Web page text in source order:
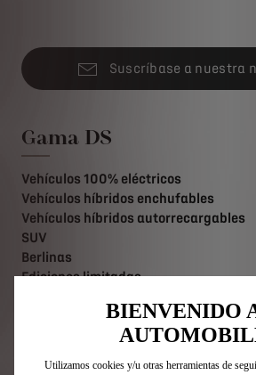
Suscríbase a nuestra
Gama DS
Vehículos 100% eléctricos
Vehículos híbridos enchufables
Vehículos híbridos autorrecargables
SUV
Berlinas
Ediciones limitadas
BIENVENIDO
Utilizamos cookies y/u otras herramientas de